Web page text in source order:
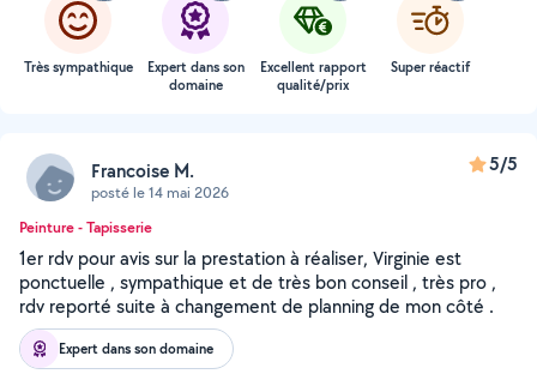
Très sympathique
Expert dans son
domaine
Excellent rapport
qualité/prix
Super réactif
Francoise M.
posté le 14 mai 2026
5/5
Peinture - Tapisserie
1er rdv pour avis sur la prestation à réaliser, Virginie est
ponctuelle , sympathique et de très bon conseil , très pro ,
rdv reporté suite à changement de planning de mon côté .
Expert dans son domaine